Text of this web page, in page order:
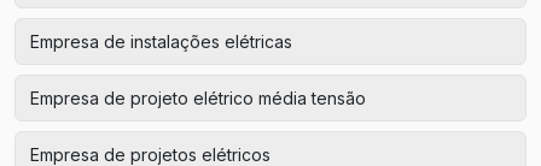
Empresa de instalações elétricas
Empresa de projeto elétrico média tensão
Empresa de projetos elétricos